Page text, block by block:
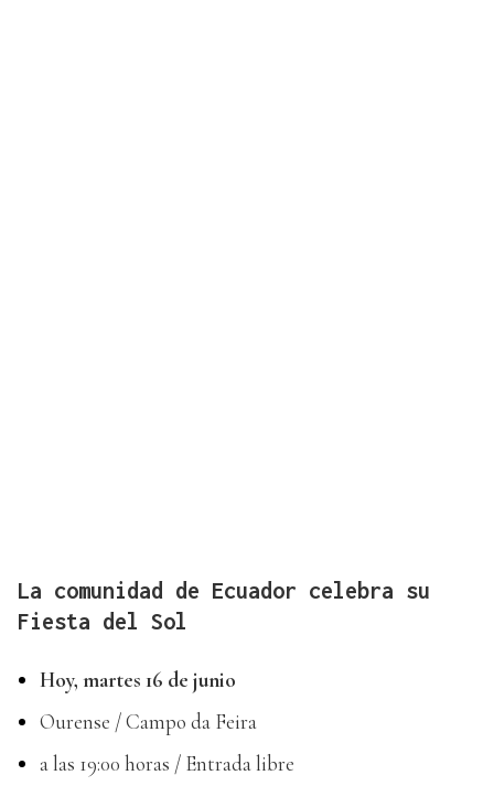
La comunidad de Ecuador celebra su
Fiesta del Sol
Hoy, martes 16 de junio
Ourense / Campo da Feira
a las 19:00 horas / Entrada libre